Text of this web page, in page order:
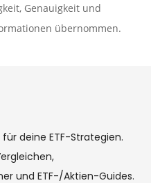
Genauigkeit und
übernommen.